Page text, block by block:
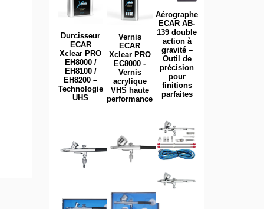
Durcisseur
ECAR
Xclear PRO
EH8000 /
EH8100 /
EH8200 –
Technologie
UHS
Vernis
ECAR
Xclear PRO
EC8000 -
Vernis
acrylique
VHS haute
performance
Aérographe
ECAR AB-
139 double
action à
gravité –
Outil de
précision
pour
finitions
parfaites